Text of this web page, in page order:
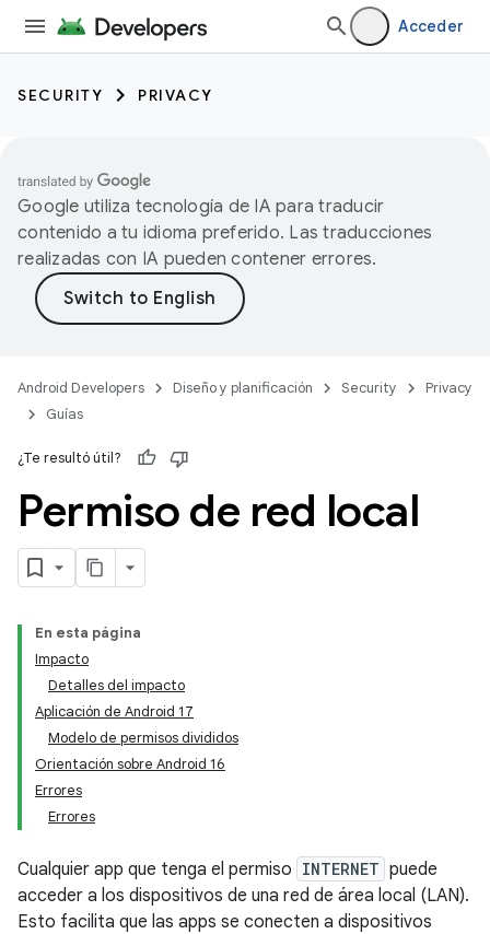
Acceder
SECURITY PRIVACY
Google utiliza tecnología de IA para traducir
contenido a tu idioma preferido. Las traducciones
realizadas con IA pueden contener errores.
Android Developers Diseño y planificación Security
Privacy
Guías
¿Te resultó útil?
Permiso de red local
En esta página
Impacto
Detalles del impacto
Aplicación de Android 17
Modelo de permisos divididos
Orientación sobre Android 16
Errores
Errores
Cualquier app que tenga el permiso INTERNET puede
acceder a los dispositivos de una red de área local (LAN).
Esto facilita que las apps se conecten a dispositivos